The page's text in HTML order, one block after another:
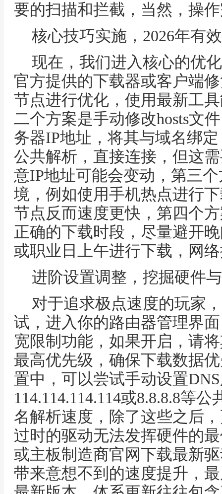
要的扫描和拦截，当然，操
核心技巧实施，2026年有
现在，我们进入核心的优
官方提供的下载器或客户端
节点进行优化，使用最新工
二个方案是手动修改hosts文
务器IP地址，将其与域名绑
公共解析，直接连接，但这
意IP地址可能会变动，第三
境，例如使用手机热点进行
节点反而速度更快，第四个
正确的下载时段，尽量避开
或职业日上午进行下载，网
进阶设置调整，挖掘硬件
对于追求极点速度的玩家
试，进入你的路由器管理界
宽限制功能，如果开启，请
最高优先级，确保下载数据
置中，可以尝试手动设置
114.114.114.114或8.8.8.8等
名解析速度，除了这些之后
过时的驱动无法发挥硬件的
或主板制造商官网下载最新
带来意想不到的速度提升，